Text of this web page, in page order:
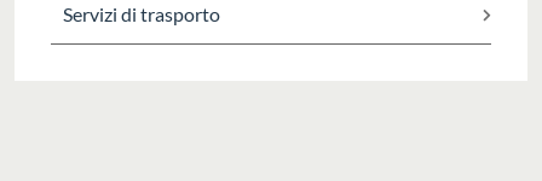
Servizi di trasporto